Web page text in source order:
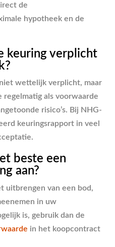
de
hypotheek en de
keuring verplicht
wettelijk verplicht, maar
regelmatig als voorwaarde
risico’s. Bij NHG-
keuringsrapport in veel
beste een
aan?
uitbrengen van een bod,
in uw
is, gebruik dan de
in het koopcontract